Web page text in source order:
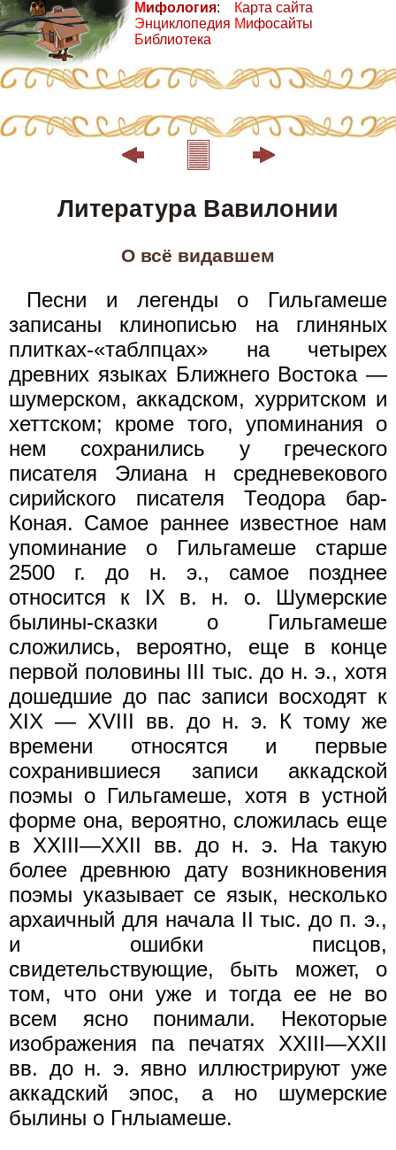
Мифология:
Энциклопедия
Библиотека
Карта сайта
Мифосайты
Литература Вавилонии
О всё видавшем
Песни и легенды о Гильгамеше
записаны клинописью на глиняных
плитках-«таблпцах» на четырех
древних языках Ближнего Востока —
шумерском, аккадском, хурритском и
хеттском; кроме того, упоминания о
нем сохранились у греческого
писателя Элиана н средневекового
сирийского писателя Теодора бар-
Коная. Самое раннее известное нам
упоминание о Гильгамеше старше
2500 г. до н. э., самое позднее
относится к IX в. н. о. Шумерские
былины-сказки о Гильгамеше
сложились, вероятно, еще в конце
первой половины III тыс. до н. э., хотя
дошедшие до пас записи восходят к
XIX — XVIII вв. до н. э. К тому же
времени относятся и первые
сохранившиеся записи аккадской
поэмы о Гильгамеше, хотя в устной
форме она, вероятно, сложилась еще
в XXIII—XXII вв. до н. э. На такую
более древнюю дату возникновения
поэмы указывает се язык, несколько
архаичный для начала II тыс. до п. э.,
и ошибки писцов,
свидетельствующие, быть может, о
том, что они уже и тогда ее не во
всем ясно понимали. Некоторые
изображения па печатях XXIII—XXII
вв. до н. э. явно иллюстрируют уже
аккадский эпос, а но шумерские
былины о Гнлыамеше.